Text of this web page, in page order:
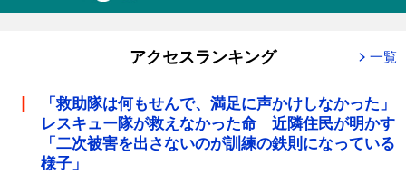
アクセスランキング 一覧
「救助隊は何もせんで、満足に声かけしなかった」
レスキュー隊が救えなかった命 近隣住民が明かす
「二次被害を出さないのが訓練の鉄則になっている
様子」